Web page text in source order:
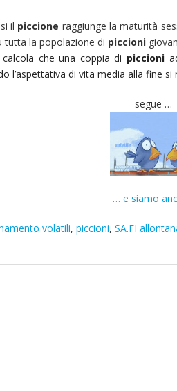
il piccione raggiunge la maturità
tutta la popolazione di piccioni
che una coppia di piccioni
l’aspettativa di vita media alla fine si
segue …
… e siamo
volatili, piccioni, SA.FI